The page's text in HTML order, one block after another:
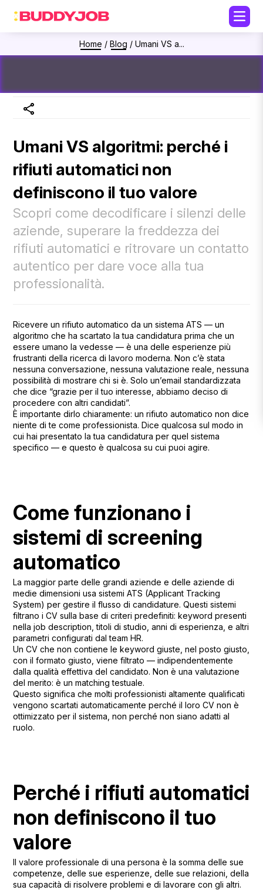
Home / Blog / Umani VS a...
Umani VS algoritmi: perché i
rifiuti automatici non
definiscono il tuo valore
Scopri come decodificare i silenzi delle
aziende, superare la freddezza dei
rifiuti automatici e ritrovare un contatto
autentico per dare voce alla tua
professionalità.
Ricevere un rifiuto automatico da un sistema ATS — un
algoritmo che ha scartato la tua candidatura prima che un
essere umano la vedesse — è una delle esperienze più
frustranti della ricerca di lavoro moderna. Non c’è stata
nessuna conversazione, nessuna valutazione reale, nessuna
possibilità di mostrare chi si è. Solo un’email standardizzata
che dice “grazie per il tuo interesse, abbiamo deciso di
procedere con altri candidati”.
È importante dirlo chiaramente: un rifiuto automatico non dice
niente di te come professionista. Dice qualcosa sul modo in
cui hai presentato la tua candidatura per quel sistema
specifico — e questo è qualcosa su cui puoi agire.
Come funzionano i
sistemi di screening
automatico
La maggior parte delle grandi aziende e delle aziende di
medie dimensioni usa sistemi ATS (Applicant Tracking
System) per gestire il flusso di candidature. Questi sistemi
filtrano i CV sulla base di criteri predefiniti: keyword presenti
nella job description, titoli di studio, anni di esperienza, e altri
parametri configurati dal team HR.
Un CV che non contiene le keyword giuste, nel posto giusto,
con il formato giusto, viene filtrato — indipendentemente
dalla qualità effettiva del candidato. Non è una valutazione
del merito: è un matching testuale.
Questo significa che molti professionisti altamente qualificati
vengono scartati automaticamente perché il loro CV non è
ottimizzato per il sistema, non perché non siano adatti al
ruolo.
Perché i rifiuti automatici
non definiscono il tuo
valore
Il valore professionale di una persona è la somma delle sue
competenze, delle sue esperienze, delle sue relazioni, della
sua capacità di risolvere problemi e di lavorare con gli altri.